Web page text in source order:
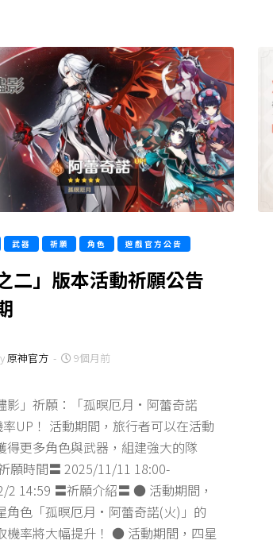
武器 祈願 角色 遊戲官方公告
二」版本活動祈願公告
原神官方 - 9個月前
影」祈願：「孤暝厄月·阿蕾奇諾
UP！ 活動期間，旅行者可以在活動
得更多角色與武器，組建強大的隊
願時間〓 2025/11/11 18:00-
2 14:59 〓祈願介紹〓 ● 活動期間，
角色「孤暝厄月·阿蕾奇諾(火)」的
機率將大幅提升！ ● 活動期間，四星